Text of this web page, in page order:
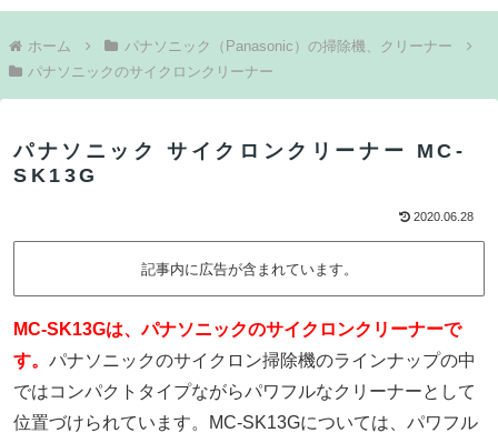
ホーム
パナソニック（Panasonic）の掃除機、クリーナー
パナソニックのサイクロンクリーナー
パナソニック サイクロンクリーナー MC-
SK13G
2020.06.28
記事内に広告が含まれています。
MC-SK13Gは、パナソニックのサイクロンクリーナーで
す。 パナソニックのサイクロン掃除機のラインナップの中
ではコンパクトタイプながらパワフルなクリーナーとして
位置づけられています。MC-SK13Gについては、パワフル